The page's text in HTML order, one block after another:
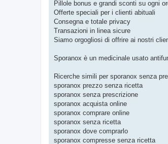
Pillole bonus e grandi sconti su ogni
Offerte speciali per i clienti abituali
Consegna e totale privacy
Transazioni in linea sicure
Siamo orgogliosi di offrire ai nostri
Sporanox è un medicinale usato
Ricerche simili per sporanox senza
sporanox prezzo senza ricetta
sporanox senza prescrizione
sporanox acquista online
sporanox comprare online
sporanox senza ricetta
sporanox dove comprarlo
sporanox compresse senza ricetta